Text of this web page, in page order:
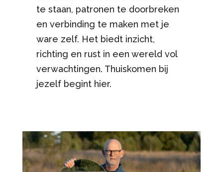
te staan, patronen te doorbreken
en verbinding te maken met je
ware zelf. Het biedt inzicht,
richting en rust in een wereld vol
verwachtingen. Thuiskomen bij
jezelf begint hier.